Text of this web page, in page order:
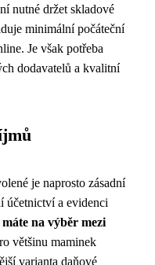
nutné držet skladové
minimální počáteční
Je však potřeba
dodavatelů a kvalitní
je naprosto zásadní
účetnictví a evidenci
na výběr mezi
většinu maminek
varianta daňové